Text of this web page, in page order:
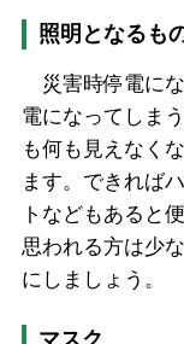
照明となるも
災害時停電に
電になってしま
も何も見えなく
ます。できれば
トなどもあると
思われる方は少
にしましょう。